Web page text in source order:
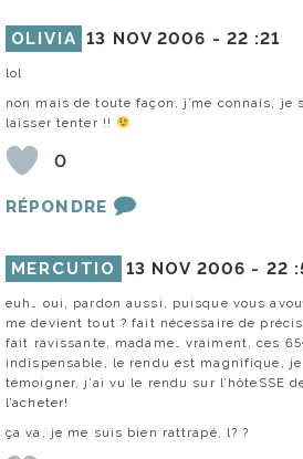
OLIVIA 13 NOV 2006 - 22 :21
lol
non mais de toute façon, j’me connais, je
laisser tenter !!
0
RÉPONDRE
MERCUTIO 13 NOV 2006 - 22
euh… oui, pardon aussi, puisque vous
me devient tout ? fait nécessaire de
fait ravissante, madame… vraiment, ces
indispensable, le rendu est magnifique,
témoigner, j’ai vu le rendu sur l’hôteSSE
l’acheter!
ça va, je me suis bien rattrapé, l? ?